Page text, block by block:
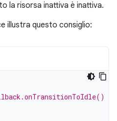
la risorsa inattiva è inattiva.
illustra questo consiglio: